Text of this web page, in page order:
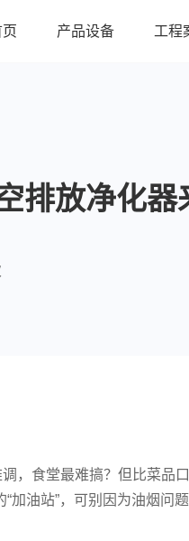
产品设备 工程
排放净化器
，食堂最难搞？但比菜品
加油站”，可别因为油烟问